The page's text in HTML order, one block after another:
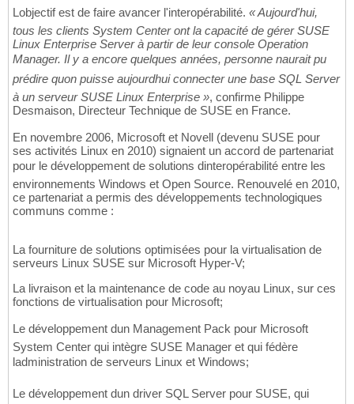
Lobjectif est de faire avancer l'interopérabilité. « Aujourd'hui,
tous les clients System Center ont la capacité de gérer SUSE
Linux Enterprise Server à partir de leur console Operation
Manager. Il y a encore quelques années, personne naurait pu
prédire quon puisse aujourdhui connecter une base SQL Server
à un serveur SUSE Linux Enterprise », confirme Philippe
Desmaison, Directeur Technique de SUSE en France.
En novembre 2006, Microsoft et Novell (devenu SUSE pour
ses activités Linux en 2010) signaient un accord de partenariat
pour le développement de solutions dinteropérabilité entre les
environnements Windows et Open Source. Renouvelé en 2010,
ce partenariat a permis des développements technologiques
communs comme :
La fourniture de solutions optimisées pour la virtualisation de
serveurs Linux SUSE sur Microsoft Hyper-V;
La livraison et la maintenance de code au noyau Linux, sur ces
fonctions de virtualisation pour Microsoft;
Le développement dun Management Pack pour Microsoft
System Center qui intègre SUSE Manager et qui fédère
ladministration de serveurs Linux et Windows;
Le développement dun driver SQL Server pour SUSE, qui